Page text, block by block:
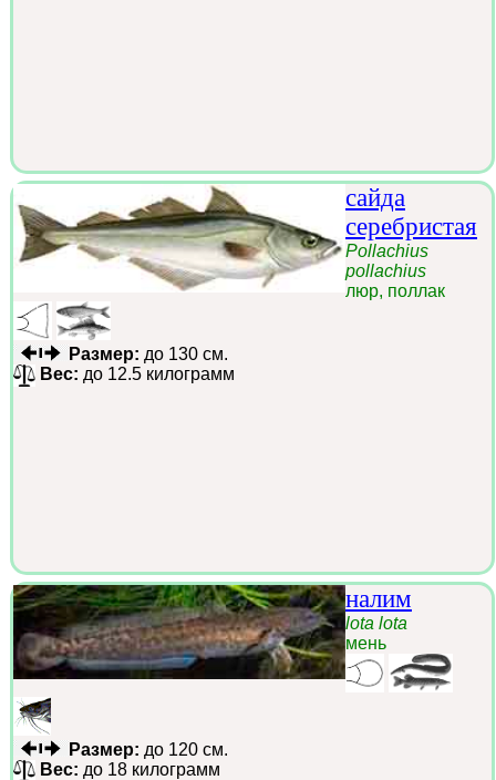
сайда
серебристая
Pollachius
pollachius
люр, поллак
Размер: до 130 см.
Вес: до 12.5 килограмм
налим
lota lota
мень
Размер: до 120 см.
Вес: до 18 килограмм